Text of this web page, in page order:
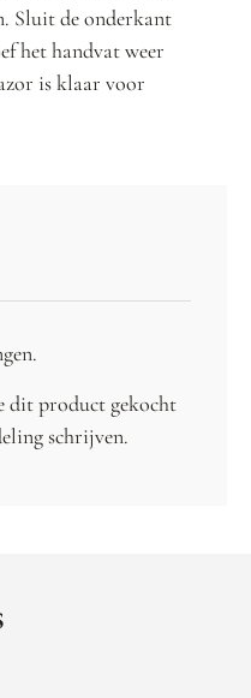
Sluit de onderkant
het handvat weer
is klaar voor
dit product gekocht
schrijven.